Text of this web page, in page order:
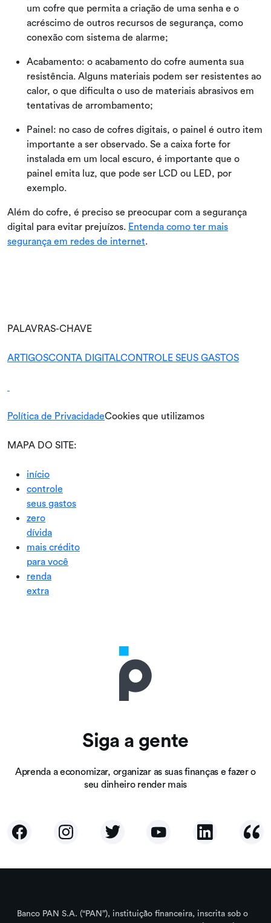
um cofre que permita a criação de uma senha e o
acréscimo de outros recursos de segurança, como
conexão com sistema de alarme;
Acabamento: o acabamento do cofre aumenta sua
resistência. Alguns materiais podem ser resistentes ao
calor, o que dificulta o uso de materiais abrasivos em
tentativas de arrombamento;
Painel: no caso de cofres digitais, o painel é outro item
importante a ser observado. Se a caixa forte for
instalada em um local escuro, é importante que o
painel emita luz, que pode ser LCD ou LED, por
exemplo.
Além do cofre, é preciso se preocupar com a segurança
digital para evitar prejuízos. Entenda como ter mais
segurança em redes de internet.
PALAVRAS-CHAVE
ARTIGOSCONTA DIGITALCONTROLE SEUS GASTOS
Política de PrivacidadeCookies que utilizamos
MAPA DO SITE:
início
controle
seus gastos
zero
dívida
mais crédito
para você
renda
extra
Siga a gente
Aprenda a economizar, organizar as suas finanças e fazer o
seu dinheiro render mais
Banco PAN S.A. (“PAN”), instituição financeira, inscrita sob o